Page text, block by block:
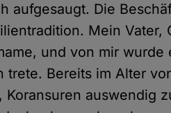
aufgesaugt. Die
Mein
und von mir
trete. Bereits im Alter
Koransuren auswendig